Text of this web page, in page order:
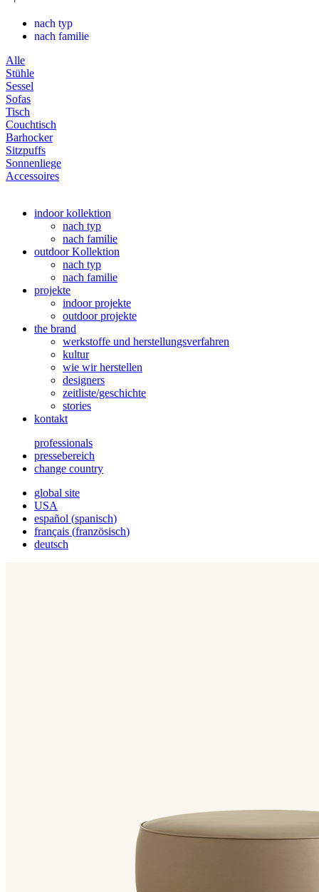
nach typ
nach familie
Alle
Stühle
Sessel
Sofas
Tisch
Couchtisch
Barhocker
Sitzpuffs
Sonnenliege
Accessoires
indoor kollektion
nach typ
nach familie
outdoor Kollektion
nach typ
nach familie
projekte
indoor projekte
outdoor projekte
the brand
werkstoffe und herstellungsverfahren
kultur
wie wir herstellen
designers
zeitliste/geschichte
stories
kontakt
professionals
pressebereich
change country
global site
USA
español (spanisch)
français (französisch)
deutsch